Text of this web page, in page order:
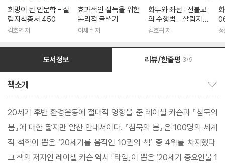
희망이 된 인문학 - 살
림지식총서 450
김호연 저
효과적인 설득을 위한
논리적 글쓰기
여세주 저
화두와 좌선 : 선불교
의 수행법 - 살림지식
총서 316
김호귀 저
도서정보 리뷰/한줄평 3/9
책소개
20세기 후반 환경운동에 절대적 영향을 준 레이첼 카슨과 『침묵의
봄』에 대한 짧지만 알찬 안내서이다. 『침묵의 봄』은 100명의 세계
적 석학이 뽑은 ‘20세기를 움직인 10권의 책’ 중 4위를 차지했다.
그 책의 저자인 레이첼 카슨 역시 「타임」이 뽑은 ‘20세기 중요인물 1